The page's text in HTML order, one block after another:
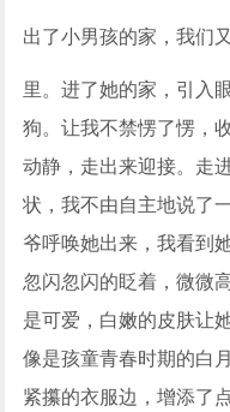
出了小男孩的家，我们
里。进了她的家，引入
狗。让我不禁愣了愣，
动静，走出来迎接。走
状，我不由自主地说了
爷呼唤她出来，我看到
忽闪忽闪的眨着，微微
是可爱，白嫩的皮肤让
像是孩童青春时期的白
紧攥的衣服边，增添了